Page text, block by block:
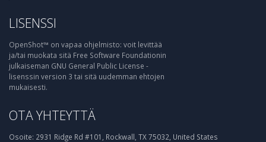
LISENSSI
OpenShot™ on vapaa ohjelmisto: voit levittää
ja/tai muokata sitä Free Software Foundationin
julkaiseman GNU General Public License -
lisenssin version 3 tai sitä uudemman ehtojen
mukaisesti.
OTA YHTEYTTÄ
Osoite: 2931 Ridge Rd #101, Rockwall, TX 75032, United States